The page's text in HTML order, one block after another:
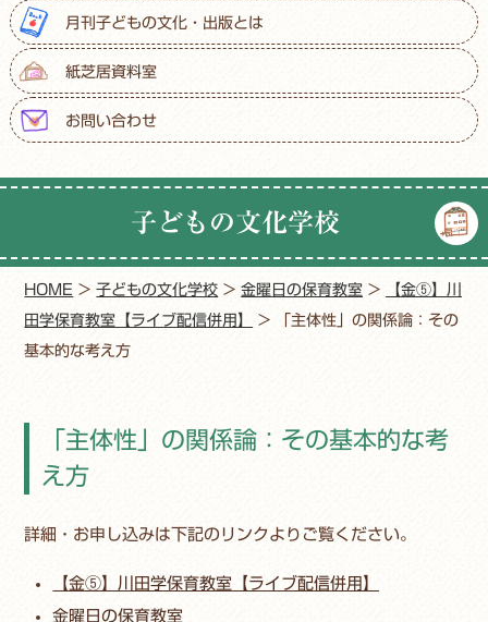
月刊子どもの文化・出版とは
紙芝居資料室
お問い合わせ
子どもの文化学校
HOME >子どもの文化学校 >金曜日の保育教室 >
【金⑤】川
田学保育教室【ライブ配信併用】
>
「主体性」の関係論：その
基本的な考え方
「主体性」の関係論：その基本的な考
え方
詳細・お申し込みは下記のリンクよりご覧ください。
【金⑤】川田学保育教室【ライブ配信併用】
金曜日の保育教室